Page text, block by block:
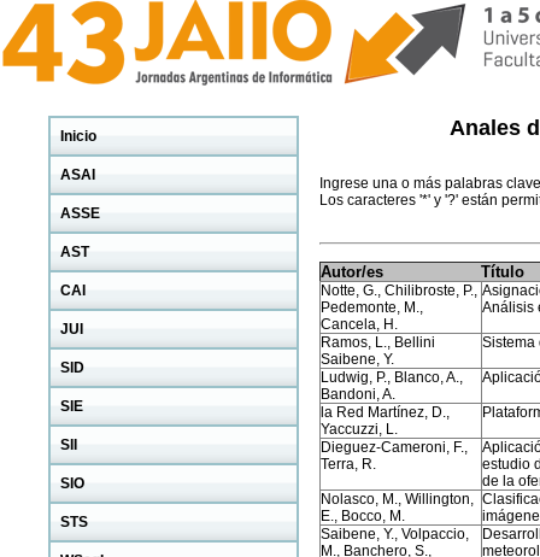
Inicio
ASAI
ASSE
AST
CAI
JUI
SID
SIE
SII
SIO
STS
Anales
Ingrese una o más palabras
Los caracteres '*' y '?' están
Autor/es Título
Notte, G., Chilibroste, P.,
Pedemonte, M.,
Cancela, H.
Análisis
Ramos, L., Bellini
Saibene, Y.
Sistema
Ludwig, P., Blanco, A.,
Bandoni, A.
la Red Martínez, D.,
Yaccuzzi, L.
Dieguez-Cameroni, F.,
Terra, R.
estudio
de la
Nolasco, M., Willington,
E., Bocco, M.
Saibene, Y., Volpaccio,
M., Banchero, S.,